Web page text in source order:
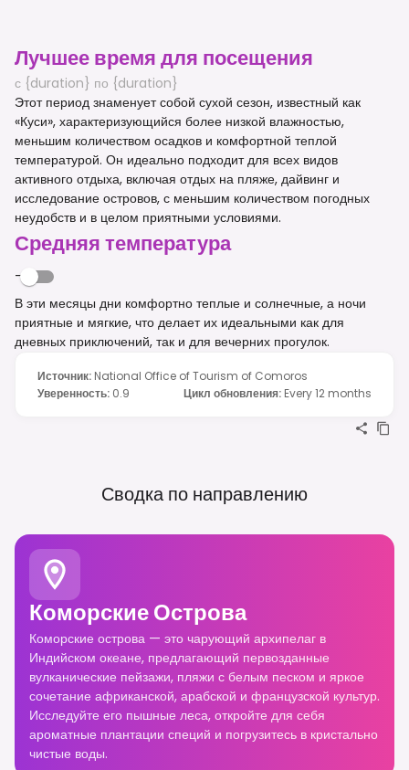
Лучшее время для посещения
с {duration} по {duration}
Этот период знаменует собой сухой сезон, известный как
«Куси», характеризующийся более низкой влажностью,
меньшим количеством осадков и комфортной теплой
температурой. Он идеально подходит для всех видов
активного отдыха, включая отдых на пляже, дайвинг и
исследование островов, с меньшим количеством погодных
неудобств и в целом приятными условиями.
Средняя температура
-
В эти месяцы дни комфортно теплые и солнечные, а ночи
приятные и мягкие, что делает их идеальными как для
дневных приключений, так и для вечерних прогулок.
Источник: National Office of Tourism of Comoros
Уверенность: 0.9 Цикл обновления: Every 12 months
Сводка по направлению
Коморские Острова
Коморские острова — это чарующий архипелаг в
Индийском океане, предлагающий первозданные
вулканические пейзажи, пляжи с белым песком и яркое
сочетание африканской, арабской и французской культур.
Исследуйте его пышные леса, откройте для себя
ароматные плантации специй и погрузитесь в кристально
чистые воды.